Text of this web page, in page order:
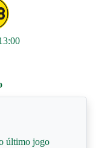
último jogo